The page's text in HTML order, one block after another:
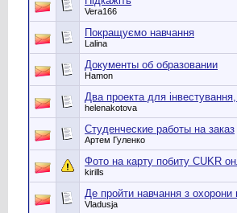
Vera166
Покращуємо навчання
Lalina
Документы об образовании
Hamon
Два проекта для
helenakotova
Студенческие работы на заказ
Артем Гуленко
Фото на карту побиту CUKR
kirills
Де пройти навчання з охорони
Vladusja